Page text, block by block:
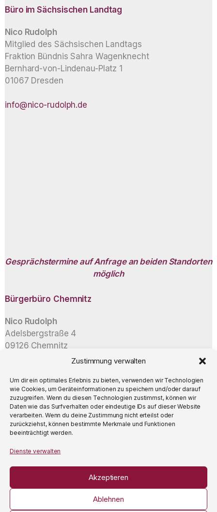
Zustimmung verwalten
Um dir ein optimales Erlebnis zu bieten, verwenden wir Technologien
wie Cookies, um Geräteinformationen zu speichern und/oder darauf
zuzugreifen. Wenn du diesen Technologien zustimmst, können wir
Daten wie das Surfverhalten oder eindeutige IDs auf dieser Website
verarbeiten. Wenn du deine Zustimmung nicht erteilst oder
zurückziehst, können bestimmte Merkmale und Funktionen
beeinträchtigt werden.
Dienste verwalten
Akzeptieren
Ablehnen
Büro im Sächsischen Landtag
Nico Rudolph
Mitglied des Sächsischen Landtags
Fraktion Bündnis Sahra Wagenknecht
Bernhard-von-Lindenau-Platz 1
01067 Dresden
info@nico-rudolph.de
Gesprächstermine auf Anfrage an beiden Standorten
möglich
Bürgerbüro Chemnitz
Nico Rudolph
Adelsbergstraße 4
09126 Chemnitz
Kontakt